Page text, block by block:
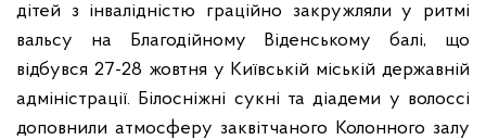
дітей з інвалідністю граційно закружляли у ритмі
вальсу на Благодійному Віденському балі, що
відбувся 27-28 жовтня у Київській міській державній
адміністрації. Білосніжні сукні та діадеми у волоссі
доповнили атмосферу заквітчаного Колонного залу